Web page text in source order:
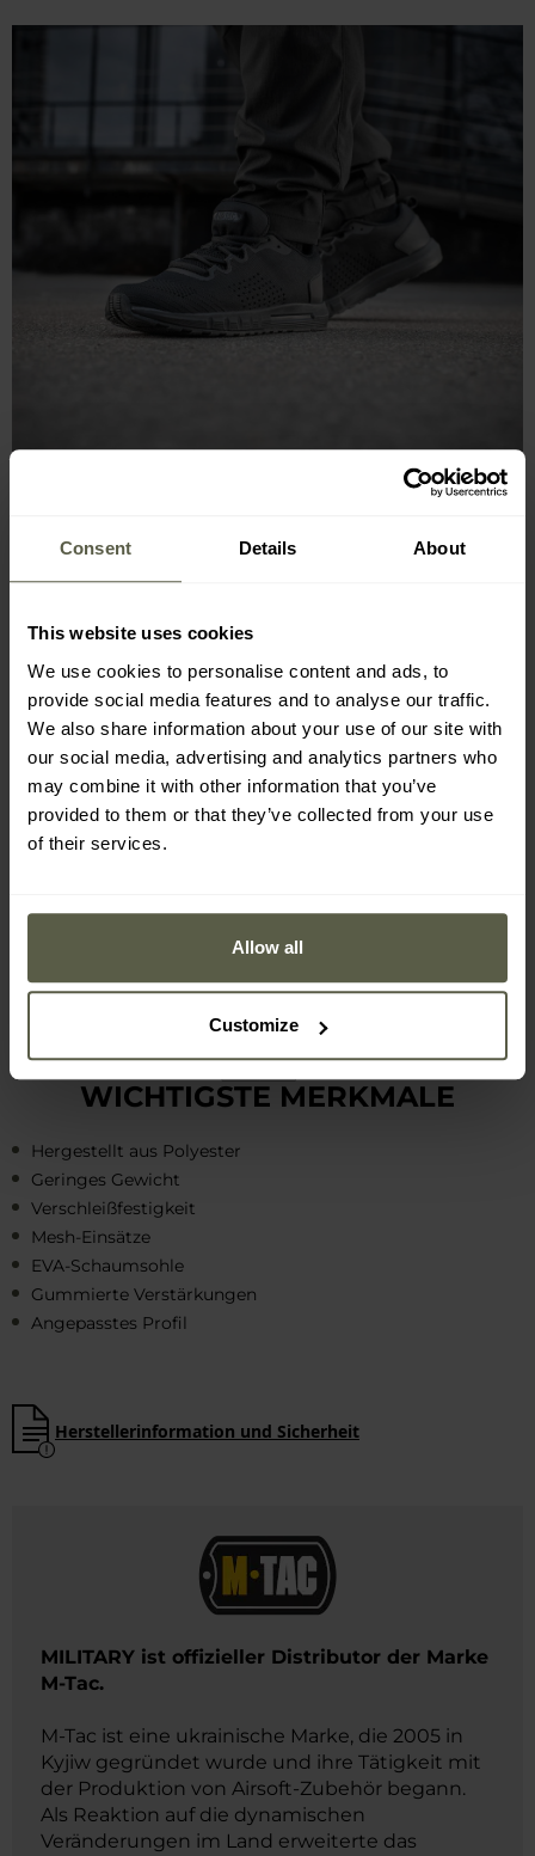
Consent Details About
This website uses cookies
We use cookies to personalise content and ads, to
provide social media features and to analyse our traffic.
We also share information about your use of our site with
our social media, advertising and analytics partners who
may combine it with other information that you’ve
provided to them or that they’ve collected from your use
of their services.
Allow all
Customize
EVA-SCHAUMSOHLE, GUMMIERTE
VERSTÄRKUNGEN, PROFIL
Die Sohle ausverschleißfestem EVA-Schaumund die
gummierten Verstärkungengewährleisten die Haltbarkeit
der Schuhe sowie den Schutz des Fußes vor Stößen.
WICHTIGSTE MERKMALE
Hergestellt aus Polyester
Geringes Gewicht
Verschleißfestigkeit
Mesh-Einsätze
EVA-Schaumsohle
Gummierte Verstärkungen
Angepasstes Profil
Herstellerinformation und Sicherheit
​MILITARY ist offizieller Distributor der Marke
M-Tac.
M-Tac ist eine ukrainische Marke, die 2005 in
Kyjiw gegründet wurde und ihre Tätigkeit mit
der Produktion von Airsoft-Zubehör begann.
Als Reaktion auf die dynamischen
Veränderungen im Land erweiterte das